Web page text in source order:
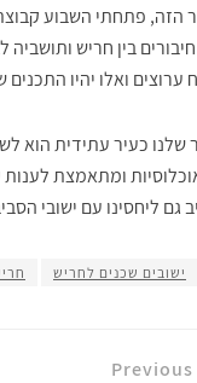
הזה, פתחתי השבוע
בין חריש
ערוצים ואלו יהיו התכנים
שלנו כעיר עתידית הוא
ומתאמצת
גם ליחסינו עם ישובי
ישובים שכנים לחריש
Previous